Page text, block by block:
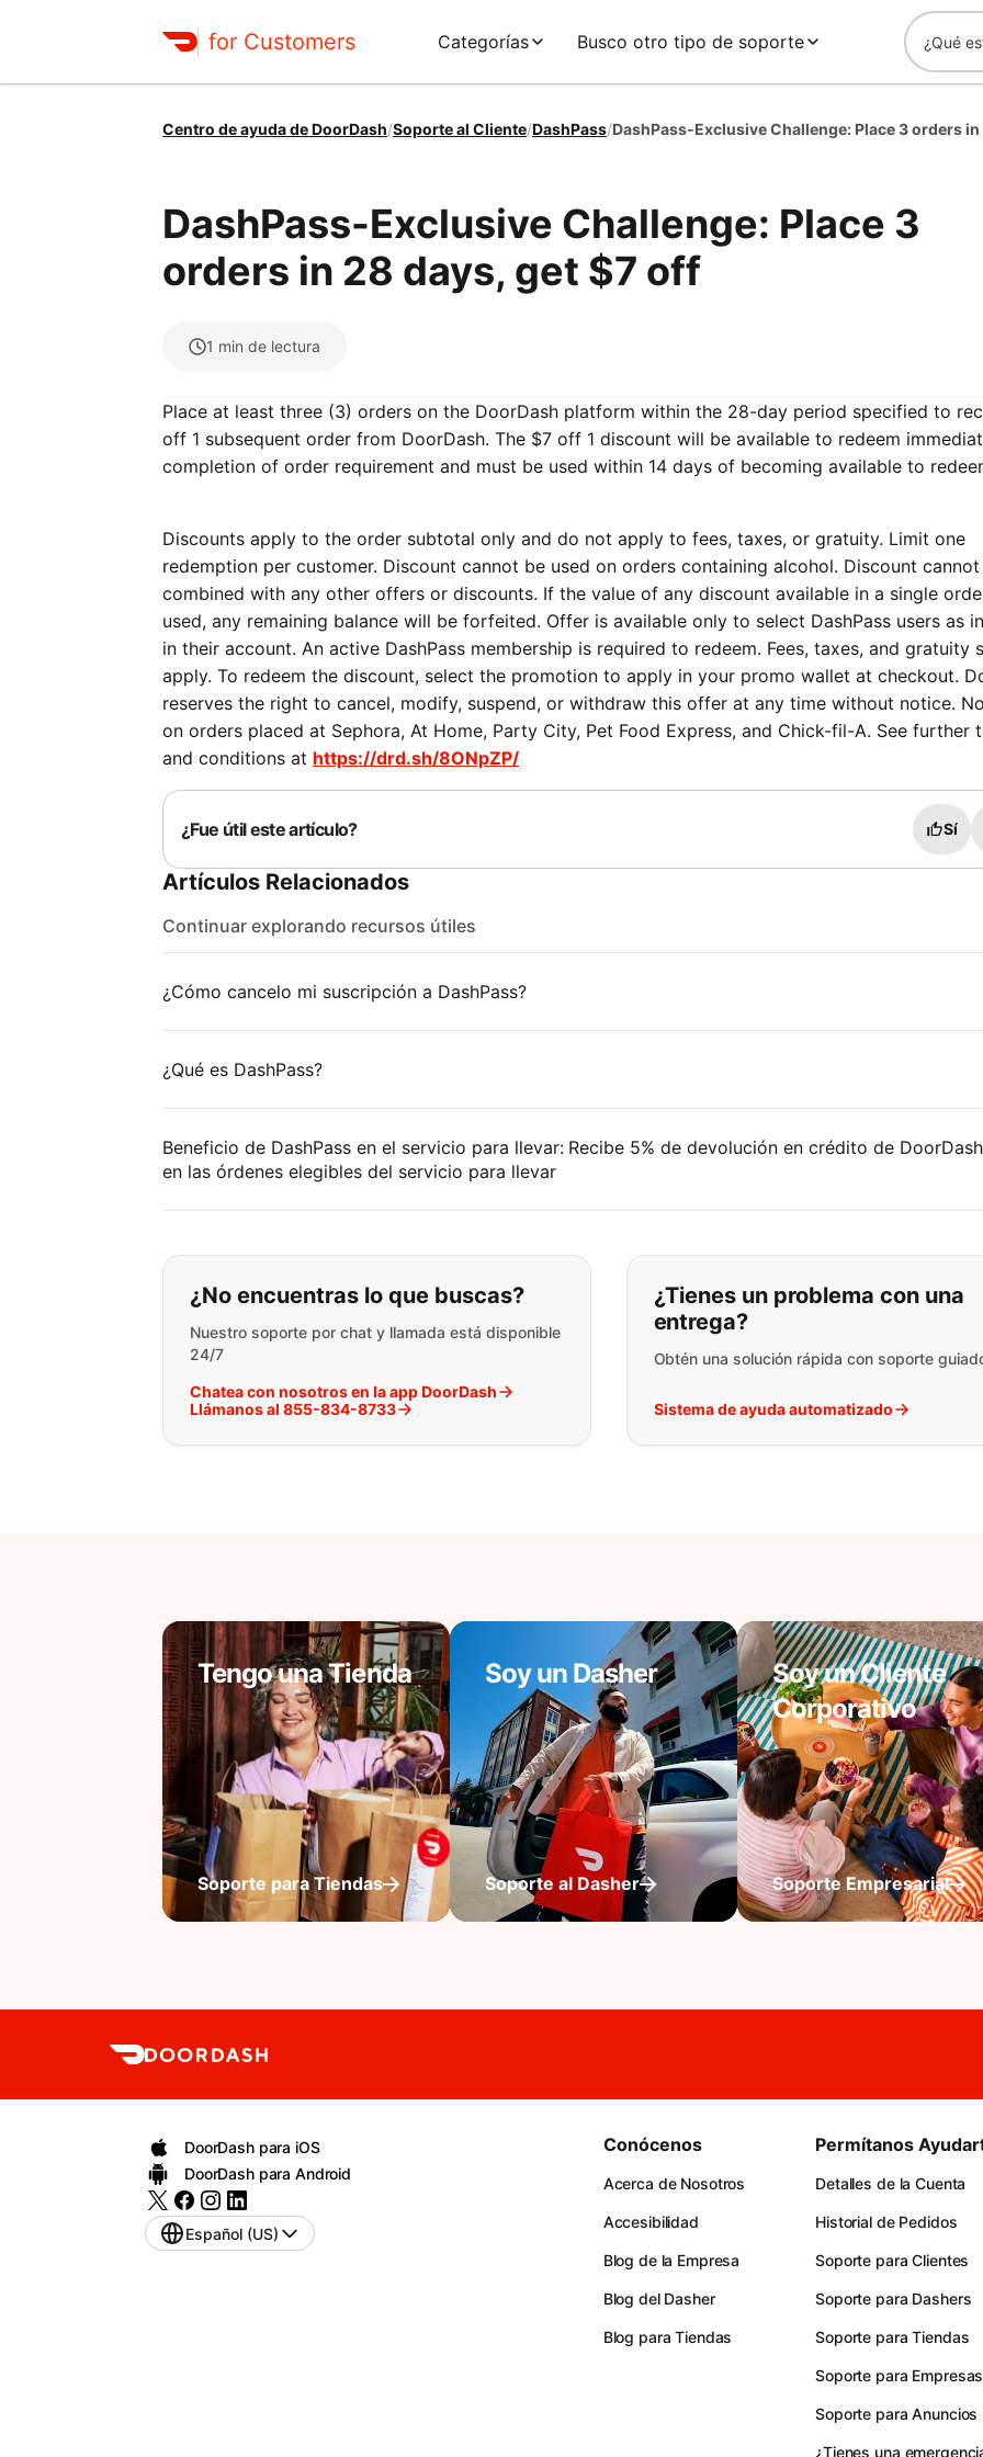
for Customers Categorías Busco otro tipo de soporte
Centro de ayuda de DoorDash/Soporte al Cliente/DashPass/
DashPass-Exclusive Challenge: Place 3
orders in 28 days, get $7 off
1 min de lectura
Place at least three (3) orders on the DoorDash platform within the 28-day period specified to
off 1 subsequent order from DoorDash. The $7 off 1 discount will be available to redeem
completion of order requirement and must be used within 14 days of becoming available to
Discounts apply to the order subtotal only and do not apply to fees, taxes, or gratuity. Limit one
redemption per customer. Discount cannot be used on orders containing alcohol. Discount
combined with any other offers or discounts. If the value of any discount available in a single
used, any remaining balance will be forfeited. Offer is available only to select DashPass users as
in their account. An active DashPass membership is required to redeem. Fees, taxes, and gratuity
apply. To redeem the discount, select the promotion to apply in your promo wallet at checkout.
reserves the right to cancel, modify, suspend, or withdraw this offer at any time without notice.
on orders placed at Sephora, At Home, Party City, Pet Food Express, and Chick-fil-A. See further
and conditions at https://drd.sh/8ONpZP/
¿Fue útil este artículo? Sí
Artículos Relacionados
Continuar explorando recursos útiles
¿Cómo cancelo mi suscripción a DashPass?
¿Qué es DashPass?
Beneficio de DashPass en el servicio para llevar: Recibe 5% de devolución en crédito de DoorDash
en las órdenes elegibles del servicio para llevar
Si no puede encontrar lo que está buscando:
¿No encuentras lo que buscas?
Nuestro soporte por chat y llamada está disponible
24/7
Chatea con nosotros en la app DoorDash
Llámanos al 855-834-8733
¿Tienes un problema con una
entrega?
Obtén una solución rápida con soporte
Sistema de ayuda automatizado
Tengo una Tienda
Soporte para Tiendas
Soy un Dasher
Soporte al Dasher
Soy un Cliente
Corporativo
Soporte Empresarial
DoorDash para iOS
DoorDash para Android
Español (US)
Conócenos
Acerca de Nosotros
Accesibilidad
Blog de la Empresa
Blog del Dasher
Blog para Tiendas
Permítanos
Detalles de la Cuenta
Historial de Pedidos
Soporte para Clientes
Soporte para Dashers
Soporte para Tiendas
Soporte para Empresas
Soporte para Anuncios
¿Tienes una